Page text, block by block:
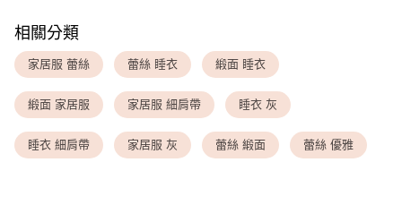
付款後全家取貨
每筆NT$80，滿NT$1,500(含以上)免運費
每筆NT$9,999
<無合作配送請勿選取>付款後萊爾富取貨
相關分類
家居服 蕾絲 蕾絲 睡衣 緞面 睡衣
緞面 家居服 家居服 細肩帶 睡衣 灰
睡衣 細肩帶 家居服 灰 蕾絲 緞面 蕾絲 優雅